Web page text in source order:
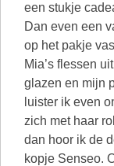
een stukje
Dan even een
op het pakje
Mia’s flessen
glazen en mijn
luister ik even
zich met haar
dan hoor ik de
kopje Senseo.